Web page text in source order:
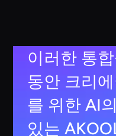
이러한 통
동안 크리
를 위한 AI
있는